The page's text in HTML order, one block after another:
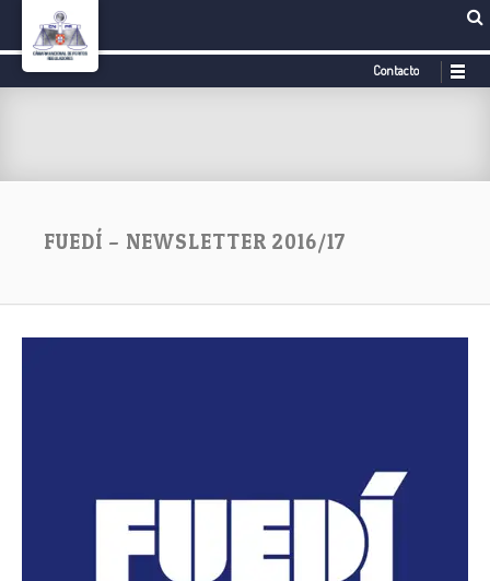
Contacto
FUEDÍ – NEWSLETTER 2016/17